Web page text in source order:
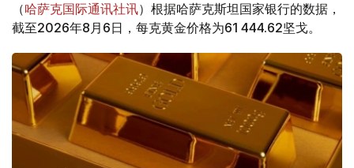
（哈萨克国际通讯社讯）根据哈萨克斯坦国家银行的数据，
截至2026年8月6日，每克黄金价格为61 444.62坚戈。